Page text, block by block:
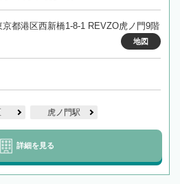
京都港区西新橋1-8-1 REVZO虎ノ門9階
地図
虎ノ門駅
詳細を見る